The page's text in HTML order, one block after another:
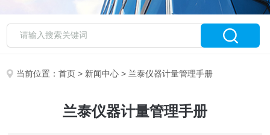
当前位置：首页 > 新闻中心 > 兰泰仪器计量管理手册
兰泰仪器计量管理手册